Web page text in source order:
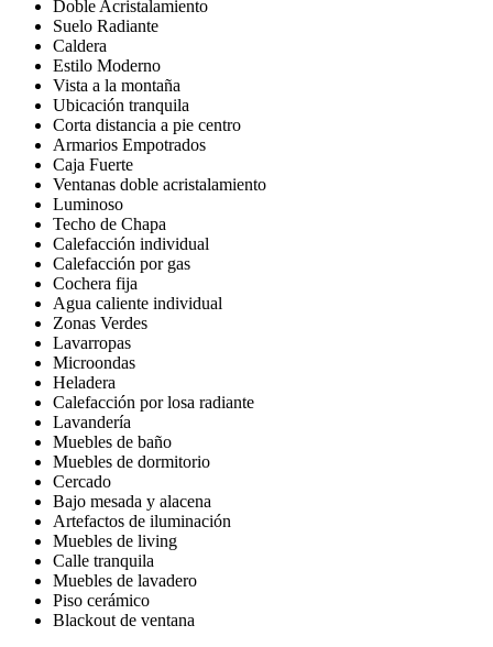
Doble Acristalamiento
Suelo Radiante
Caldera
Estilo Moderno
Vista a la montaña
Ubicación tranquila
Corta distancia a pie centro
Armarios Empotrados
Caja Fuerte
Ventanas doble acristalamiento
Luminoso
Techo de Chapa
Calefacción individual
Calefacción por gas
Cochera fija
Agua caliente individual
Zonas Verdes
Lavarropas
Microondas
Heladera
Calefacción por losa radiante
Lavandería
Muebles de baño
Muebles de dormitorio
Cercado
Bajo mesada y alacena
Artefactos de iluminación
Muebles de living
Calle tranquila
Muebles de lavadero
Piso cerámico
Blackout de ventana